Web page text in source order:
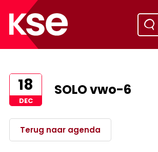
18
DEC
SOLO vwo-6
Terug naar agenda